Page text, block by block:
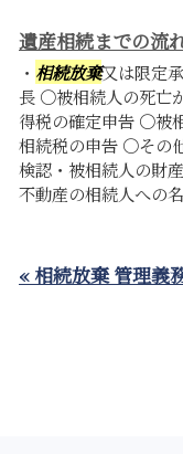
遺産相続までの流
・ 相続放棄又は限定
長 〇被相続人の死亡
得税の確定申告 〇被
相続税の申告 〇その
検認・被相続人の財
不動産の相続人への
« 相続放棄 管理義